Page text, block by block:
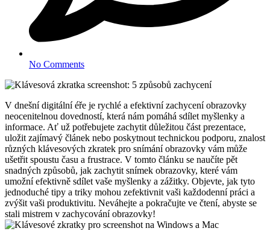
No Comments
V dnešní digitální éře je rychlé a efektivní zachycení obrazovky
neocenitelnou dovedností, která nám pomáhá sdílet myšlenky a
informace. Ať už potřebujete zachytit důležitou část prezentace,
uložit zajímavý článek nebo poskytnout technickou podporu, znalost
různých klávesových zkratek pro snímání obrazovky vám může
ušetřit spoustu času a frustrace. V tomto článku se naučíte pět
snadných způsobů, jak zachytit snímek obrazovky, které vám
umožní efektivně sdílet vaše myšlenky a zážitky. Objevte, jak tyto
jednoduché tipy a triky mohou zefektivnit vaši každodenní práci a
zvýšit vaši produktivitu. Neváhejte a pokračujte ve čtení, abyste se
stali mistrem v zachycování obrazovky!